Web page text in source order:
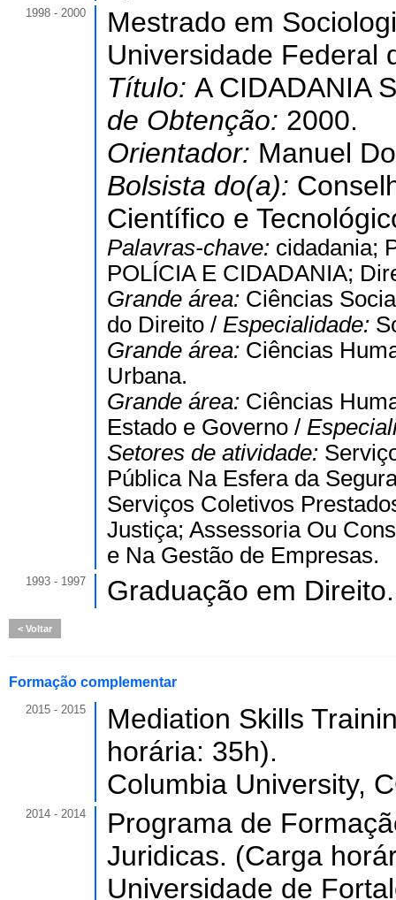
1998 - 2000
Mestrado em
Universidade Federal
Título: A CIDADANIA
de Obtenção: 2000.
Orientador: Manuel
Bolsista do(a):
Científico e
Palavras-chave: cidadania;
POLÍCIA E CIDADANIA;
Grande área: Ciências
do Direito / Especialidade:
Grande área: Ciências
Urbana.
Grande área: Ciências
Estado e Governo /
Setores de atividade:
Pública Na Esfera da
Serviços Coletivos
Justiça; Assessoria Ou
e Na Gestão de Empresas.
1993 - 1997 Graduação em Direito.
Voltar
Formação complementar
2015 - 2015
Mediation Skills
horária: 35h).
Columbia University,
2014 - 2014
Programa de
Juridicas. (Carga
Universidade de